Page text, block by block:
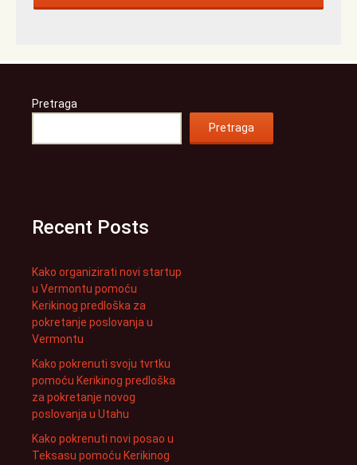
Pretraga
Pretraga
Recent Posts
Kako organizirati novi startup
u Vermontu pomoću
Kerikinog predloška za
pokretanje poslovanja u
Vermontu
Kako pokrenuti svoju tvrtku
pomoću Kerikinog predloška
za pokretanje novog
poslovanja u Utahu
Kako pokrenuti novi posao u
Teksasu pomoću Kerikinog